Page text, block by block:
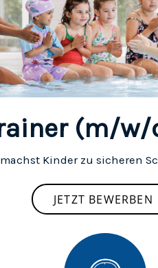
(m/w/
machst Kinder zu sicheren
JETZT BEWERBEN